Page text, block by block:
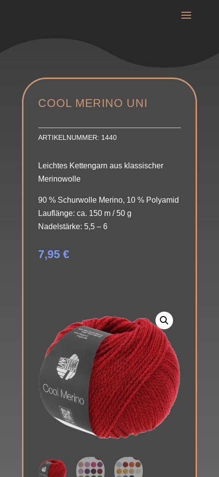
COOL MERINO UNI
ARTIKELNUMMER: 1440
Leichtes Kettengarn aus klassischer
Merinowolle
90 % Schurwolle Merino, 10 % Polyamid
Lauflänge: ca. 150 m / 50 g
Nadelstärke: 5,5 – 6
7,95 €